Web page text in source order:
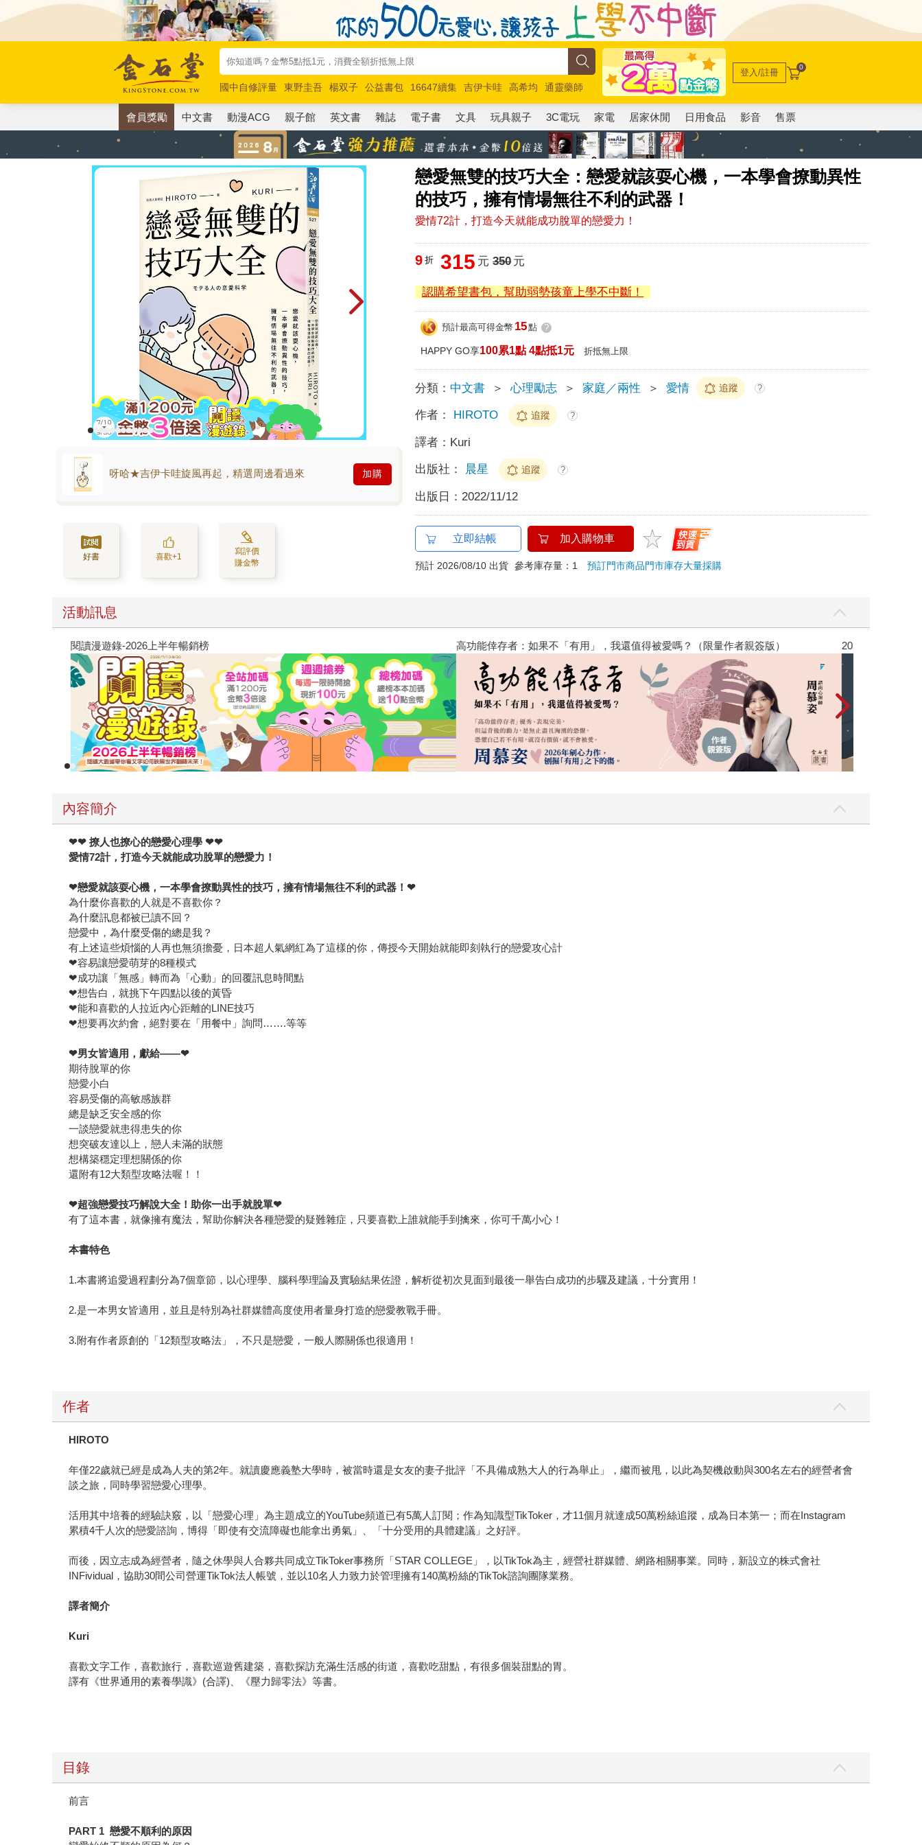
國中自修評量 東野圭吾 楊双子 公益書包 16647續集 吉伊卡哇 高希均
通靈藥師
唯紅花綻放
奧德賽 路邊攤新作 馬斯克 玩具總動員5 超慢跑
登入/註冊 0
會員獎勵 中文書 動漫ACG 親子館 英文書 雜誌 電子書 文具 玩具親子 3C電玩 家電 居家休閒 日用食品 影音 售票
戀愛無雙的技巧大全：戀愛就該耍心機，一本學會撩動異性
的技巧，擁有情場無往不利的武器！
愛情72計，打造今天就能成功脫單的戀愛力！
呀哈★吉伊卡哇旋風再起，精選周邊看過來 加購
好書 喜歡+1
寫評價
賺金幣
9 折 315 元 350元
認購希望書包，幫助弱勢孩童上學不中斷！
預計最高可得金幣 15點 ?
HAPPY GO享100累1點 4點抵1元 折抵無上限
分類： 中文書 ＞ 心理勵志 ＞ 家庭／兩性 ＞ 愛情 追蹤 ?
作者： HIROTO 追蹤 ?
譯者： Kuri
出版社： 晨星 追蹤 ?
出版日： 2022/11/12
立即結帳 加入購物車
預計 2026/08/10 出貨 參考庫存量：1預訂門市商品門市庫存大量採購
活動訊息
閱讀漫遊錄-2026上半年暢銷榜 高功能倖存者：如果不「有用」，我還值得被愛嗎？（限量作者親簽版） 2026年8月金石
內容簡介
❤❤ 撩人也撩心的戀愛心理學❤❤
愛情72計，打造今天就能成功脫單的戀愛力！
❤戀愛就該耍心機，一本學會撩動異性的技巧，擁有情場無往不利的武器！❤
為什麼你喜歡的人就是不喜歡你？
為什麼訊息都被已讀不回？
戀愛中，為什麼受傷的總是我？
有上述這些煩惱的人再也無須擔憂，日本超人氣網紅為了這樣的你，傳授今天開始就能即刻執行的戀愛攻心計
❤容易讓戀愛萌芽的8種模式
❤成功讓「無感」轉而為「心動」的回覆訊息時間點
❤想告白，就挑下午四點以後的黃昏
❤能和喜歡的人拉近內心距離的LINE技巧
❤想要再次約會，絕對要在「用餐中」詢問…….等等
❤男女皆適用，獻給——❤
期待脫單的你
戀愛小白
容易受傷的高敏感族群
總是缺乏安全感的你
一談戀愛就患得患失的你
想突破友達以上，戀人未滿的狀態
想構築穩定理想關係的你
還附有12大類型攻略法喔！！
❤超強戀愛技巧解說大全！助你一出手就脫單❤
有了這本書，就像擁有魔法，幫助你解決各種戀愛的疑難雜症，只要喜歡上誰就能手到擒來，你可千萬小心！
本書特色
1.本書將追愛過程劃分為7個章節，以心理學、腦科學理論及實驗結果佐證，解析從初次見面到最後一舉告白成功的步驟及建議，十分實用！
2.是一本男女皆適用，並且是特別為社群媒體高度使用者量身打造的戀愛教戰手冊。
3.附有作者原創的「12類型攻略法」，不只是戀愛，一般人際關係也很適用！
作者
HIROTO
年僅22歲就已經是成為人夫的第2年。就讀慶應義塾大學時，被當時還是女友的妻子批評「不具備成熟大人的行為舉止」，繼而被甩，以此為契機啟動與300名左右的經營者會
談之旅，同時學習戀愛心理學。
活用其中培養的經驗訣竅，以「戀愛心理」為主題成立的YouTube頻道已有5萬人訂閱；作為知識型TikToker，才11個月就達成50萬粉絲追蹤，成為日本第一；而在Instagram
累積4千人次的戀愛諮詢，博得「即使有交流障礙也能拿出勇氣」、「十分受用的具體建議」之好評。
而後，因立志成為經營者，隨之休學與人合夥共同成立TikToker事務所「STAR COLLEGE」，以TikTok為主，經營社群媒體、網路相關事業。同時，新設立的株式會社
INFividual，協助30間公司營運TikTok法人帳號，並以10名人力致力於管理擁有140萬粉絲的TikTok諮詢團隊業務。
譯者簡介
Kuri
喜歡文字工作，喜歡旅行，喜歡巡遊舊建築，喜歡探訪充滿生活感的街道，喜歡吃甜點，有很多個裝甜點的胃。
譯有《世界通用的素養學識》(合譯)、《壓力歸零法》等書。
目錄
前言
PART 1 戀愛不順利的原因